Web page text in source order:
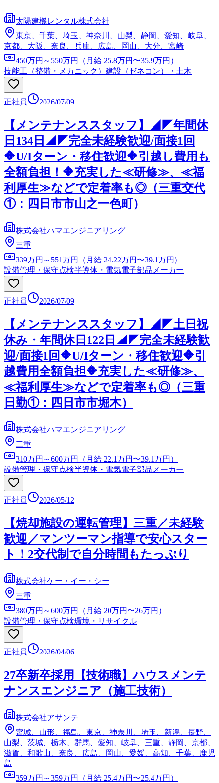
太陽建機レンタル株式会社
東京、千葉、埼玉、神奈川、山梨、静岡、愛知、岐阜、
京都、大阪、奈良、兵庫、広島、岡山、大分、宮崎
450万円～550万円（月給 25.8万円〜35.9万円）
技能工（整備・メカニック） 建設（ゼネコン）・土木
正社員 2026/07/09
【メンテナンススタッフ】◢◤年間休
日134日◢◤完全未経験歓迎/面接1回
🔶U/Iターン・移住歓迎🔶引越し費用も
全額負担！🔶充実した≪研修≫、≪福
利厚生≫などで定着率も◎（三重交代
①：四日市市山之一色町）
株式会社ハマエンジニアリング
三重
339万円～551万円（月給 24.22万円〜39.1万円）
設備管理・保守点検半導体・電気電子部品メーカー
正社員 2026/07/09
【メンテナンススタッフ】◢◤土日祝
休み・年間休日122日◢◤完全未経験歓
迎/面接1回🔶U/Iターン・移住歓迎🔶引
越費用全額負担🔶充実した≪研修≫、
≪福利厚生≫などで定着率も◎（三重
日勤①：四日市市堀木）
株式会社ハマエンジニアリング
三重
310万円～600万円（月給 22.1万円〜39.1万円）
設備管理・保守点検半導体・電気電子部品メーカー
正社員 2026/05/12
【焼却施設の運転管理】三重／未経験
歓迎／マンツーマン指導で安心スター
ト！2交代制で自分時間もたっぷり
株式会社ケー・イー・シー
三重
380万円～600万円（月給 20万円〜26万円）
設備管理・保守点検環境・リサイクル
正社員 2026/04/06
27卒新卒採用【技術職】ハウスメンテ
ナンスエンジニア（施工技術）
株式会社アサンテ
宮城、山形、福島、東京、神奈川、埼玉、新潟、長野、
山梨、茨城、栃木、群馬、愛知、岐阜、三重、静岡、京都、
滋賀、和歌山、奈良、広島、岡山、愛媛、高知、千葉、鹿児
島
359万円～359万円（月給 25.4万円〜25.4万円）